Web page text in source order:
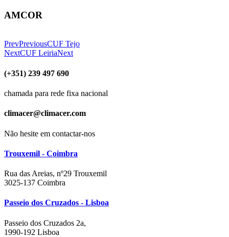
AMCOR
PrevPreviousCUF Tejo
NextCUF LeiriaNext
(+351) 239 497 690
chamada para rede fixa nacional
climacer@climacer.com
Não hesite em contactar-nos
Trouxemil - Coimbra
Rua das Areias, nº29 Trouxemil
3025-137 Coimbra
Passeio dos Cruzados - Lisboa
Passeio dos Cruzados 2a,
1990-192 Lisboa